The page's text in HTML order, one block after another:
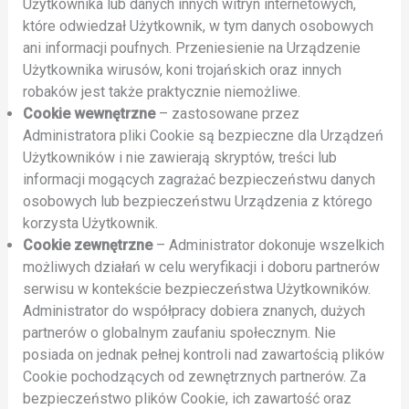
Użytkownika lub danych innych witryn internetowych,
które odwiedzał Użytkownik, w tym danych osobowych
ani informacji poufnych. Przeniesienie na Urządzenie
Użytkownika wirusów, koni trojańskich oraz innych
robaków jest także praktycznie niemożliwe.
Cookie wewnętrzne– zastosowane przez
Administratora pliki Cookie są bezpieczne dla Urządzeń
Użytkowników i nie zawierają skryptów, treści lub
informacji mogących zagrażać bezpieczeństwu danych
osobowych lub bezpieczeństwu Urządzenia z którego
korzysta Użytkownik.
Cookie zewnętrzne– Administrator dokonuje wszelkich
możliwych działań w celu weryfikacji i doboru partnerów
serwisu w kontekście bezpieczeństwa Użytkowników.
Administrator do współpracy dobiera znanych, dużych
partnerów o globalnym zaufaniu społecznym. Nie
posiada on jednak pełnej kontroli nad zawartością plików
Cookie pochodzących od zewnętrznych partnerów. Za
bezpieczeństwo plików Cookie, ich zawartość oraz